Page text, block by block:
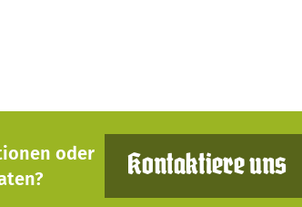
oder
Kontaktiere uns